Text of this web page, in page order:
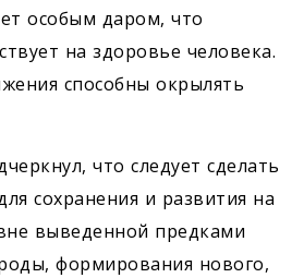
особым даром, что
на здоровье человека.
способны окрылять
что следует сделать
сохранения и развития на
выведенной предками
формирования нового,